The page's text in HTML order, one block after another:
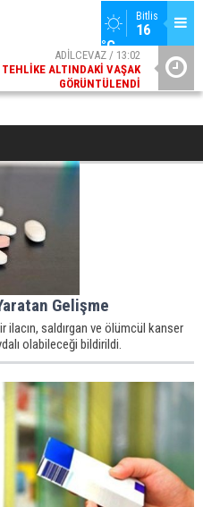
Bitlis
16
°C
ADİLCEVAZ / 13:02
ALTINDAKI VAŞAK
GÖRÜNTÜLENDI
ADİLCEVAZ / 09:10
İÇIŞLERI BAKANI OLDU
Gelişme
ilacın, saldırgan ve ölümcül kanser
olabileceği bildirildi.